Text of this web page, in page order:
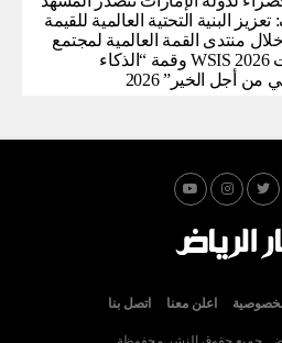
البنية التحتية العالمية للقيمة
منتدى القمة العالمية لمجتمع
المعلومات WSIS 2026 وقمة “الذكاء
من أجل الخير” 2026
اعلن معنا اتصل بنا